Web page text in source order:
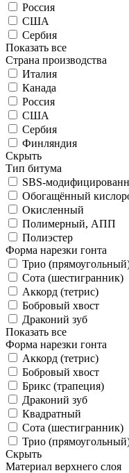
Россия
США
Сербия
Показать все
Страна производства
Италия
Канада
Россия
США
Сербия
Финляндия
Скрыть
Тип битума
SBS-
Обогащённый
Окисленный
Полимерный, АПП
Полиэстер
Форма нарезки гонта
Трио
Сота (шестигранник)
Аккорд (тетрис)
Бобровый хвост
Драконий зуб
Показать все
Форма нарезки гонта
Аккорд (тетрис)
Бобровый хвост
Брикс (трапеция)
Драконий зуб
Квадратный
Сота (шестигранник)
Трио
Скрыть
Материал верхнего слоя